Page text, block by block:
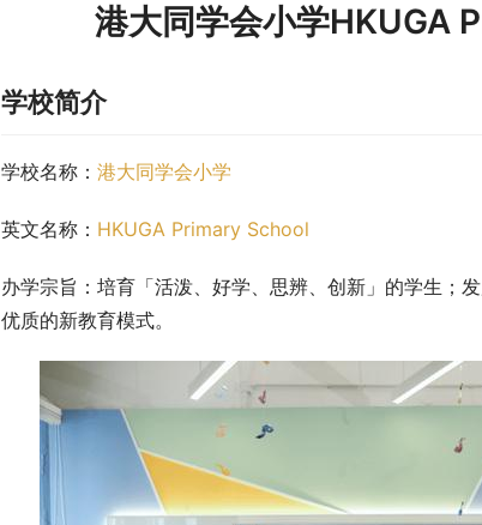
港大同学会小学HKUGA
学校简介
学校名称： 港大同学会小学
英文名称： HKUGA Primary School
办学宗旨：培育「活泼、好学、思辨、创新」的学生；
优质的新教育模式。